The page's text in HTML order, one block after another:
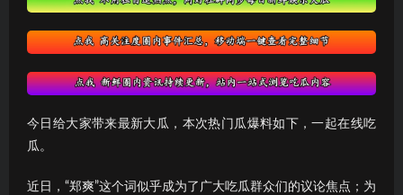
今日给大家带来最新大瓜，本次热门瓜爆料如下，一起在线吃
瓜。
近日，“郑爽”这个词似乎成为了广大吃瓜群众们的议论焦点；为